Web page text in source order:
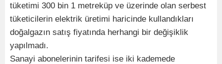
tüketimi 300 bin 1 metreküp ve üzerinde olan serbest
tüketicilerin elektrik üretimi haricinde kullandıkları
doğalgazın satış fiyatında herhangi bir değişiklik
yapılmadı.
Sanayi abonelerinin tarifesi ise iki kademede